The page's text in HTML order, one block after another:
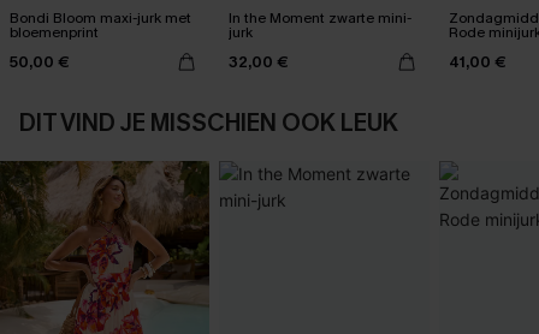
Bondi Bloom maxi-jurk met
bloemenprint
50,00 €
In the Moment zwarte mini-
jurk
32,00 €
Rode
41,00 €
DIT VIND JE MISSCHIEN OOK LEUK